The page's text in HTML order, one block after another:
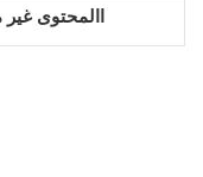
االمحتوى